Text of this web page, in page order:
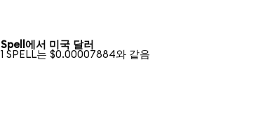
Spell에서 미국 달러
1 SPELL는 $0.00007884와 같음